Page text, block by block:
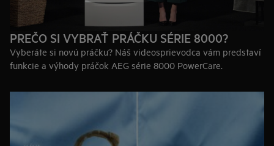
PREČO SI VYBRAŤ PRÁČKU SÉRIE 8000?
Vyberáte si novú práčku? Náš videosprievodca vám predstaví
funkcie a výhody práčok AEG série 8000 PowerCare.